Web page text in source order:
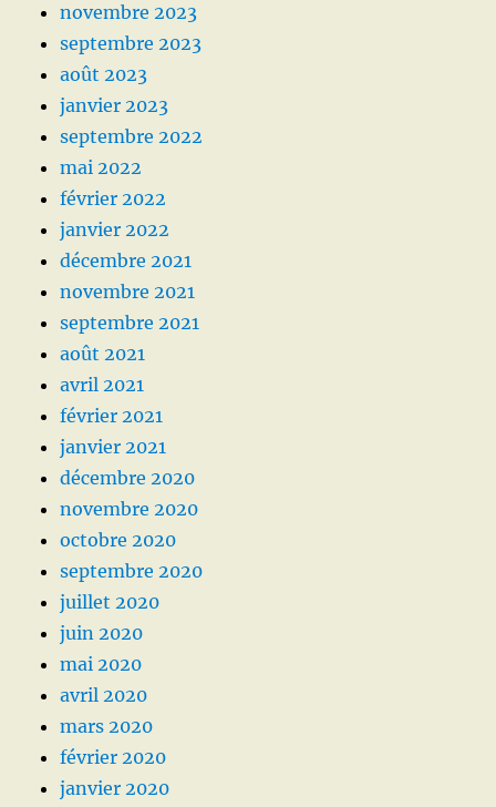
novembre 2023
septembre 2023
août 2023
janvier 2023
septembre 2022
mai 2022
février 2022
janvier 2022
décembre 2021
novembre 2021
septembre 2021
août 2021
avril 2021
février 2021
janvier 2021
décembre 2020
novembre 2020
octobre 2020
septembre 2020
juillet 2020
juin 2020
mai 2020
avril 2020
mars 2020
février 2020
janvier 2020